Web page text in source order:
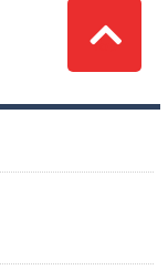
Top